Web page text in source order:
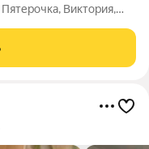
Виктoрия,
сбербанк, аптeки,